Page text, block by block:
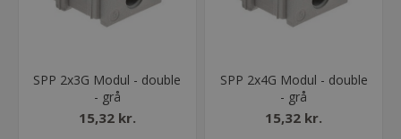
SPP 2x3G Modul - double
- grå
15,32 kr.
SPP 2x4G Modul - double
- grå
15,32 kr.